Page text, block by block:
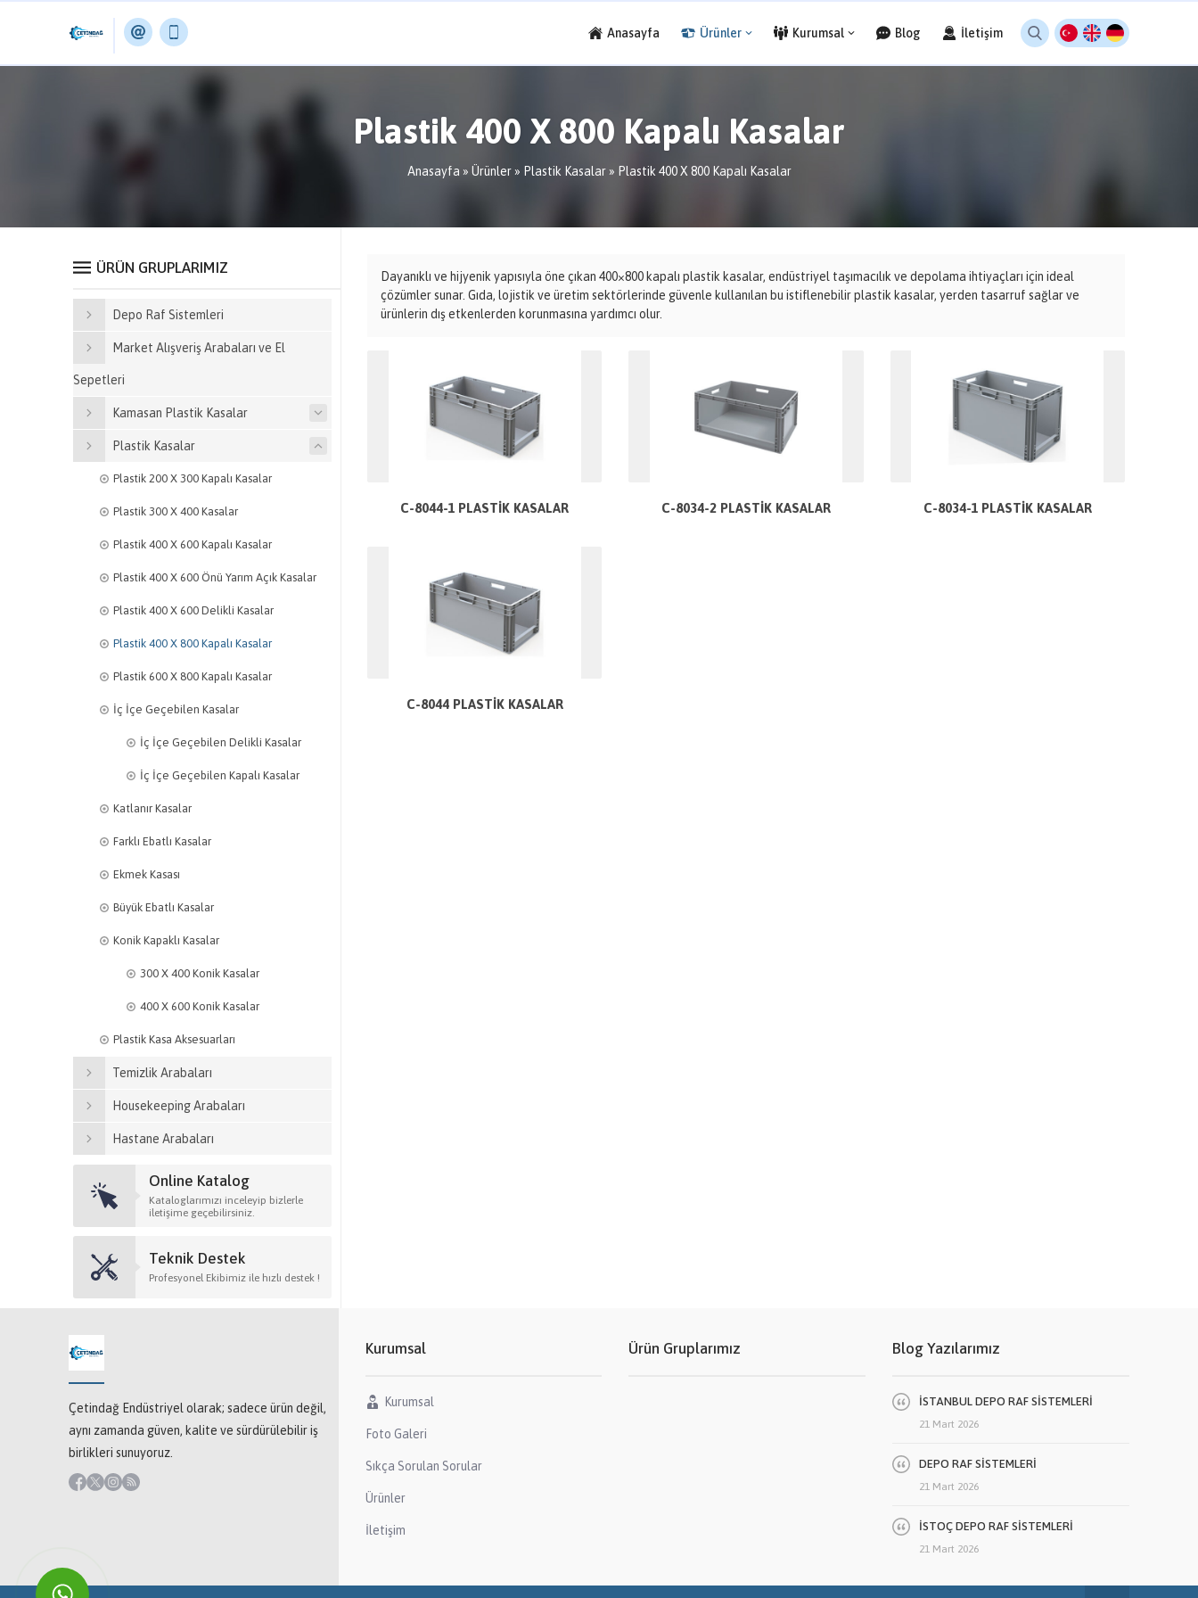
Anasayfa Ürünler Kurumsal Blog İletişim
Plastik 400 X 800 Kapalı Kasalar
Anasayfa » Ürünler» Plastik Kasalar» Plastik 400 X 800 Kapalı Kasalar
Dayanıklı ve hijyenik yapısıyla öne çıkan 400×800 kapalı plastik kasalar, endüstriyel taşımacılık ve depolama ihtiyaçları için ideal
çözümler sunar. Gıda, lojistik ve üretim sektörlerinde güvenle kullanılan bu istiflenebilir plastik kasalar, yerden tasarruf sağlar ve
ürünlerin dış etkenlerden korunmasına yardımcı olur.
C-8044-1 PLASTİK KASALAR C-8034-2 PLASTİK KASALAR C-8034-1 PLASTİK KASALAR
C-8044 PLASTİK KASALAR
ÜRÜN GRUPLARIMIZ
Depo Raf Sistemleri
Market Alışveriş Arabaları ve El
Sepetleri
Kamasan Plastik Kasalar
Plastik Kasalar
Plastik 200 X 300 Kapalı Kasalar
Plastik 300 X 400 Kasalar
Plastik 400 X 600 Kapalı Kasalar
Plastik 400 X 600 Önü Yarım Açık Kasalar
Plastik 400 X 600 Delikli Kasalar
Plastik 400 X 800 Kapalı Kasalar
Plastik 600 X 800 Kapalı Kasalar
İç İçe Geçebilen Kasalar
İç İçe Geçebilen Delikli Kasalar
İç İçe Geçebilen Kapalı Kasalar
Katlanır Kasalar
Farklı Ebatlı Kasalar
Ekmek Kasası
Büyük Ebatlı Kasalar
Konik Kapaklı Kasalar
300 X 400 Konik Kasalar
400 X 600 Konik Kasalar
Plastik Kasa Aksesuarları
Temizlik Arabaları
Housekeeping Arabaları
Hastane Arabaları
Online Katalog
Kataloglarımızı inceleyip bizlerle
iletişime geçebilirsiniz.
Teknik Destek
Profesyonel Ekibimiz ile hızlı destek !
Çetindağ Endüstriyel olarak; sadece ürün değil,
aynı zamanda güven, kalite ve sürdürülebilir iş
birlikleri sunuyoruz.
Kurumsal
Kurumsal
Foto Galeri
Sıkça Sorulan Sorular
Ürünler
İletişim
Ürün Gruplarımız Blog Yazılarımız
İSTANBUL DEPO RAF SİSTEMLERİ
21 Mart 2026
DEPO RAF SİSTEMLERİ
21 Mart 2026
İSTOÇ DEPO RAF SİSTEMLERİ
21 Mart 2026